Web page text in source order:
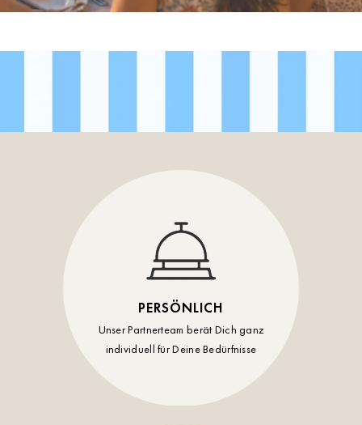
PERSÖNLICH
Unser Partnerteam berät Dich ganz
individuell für Deine Bedürfnisse